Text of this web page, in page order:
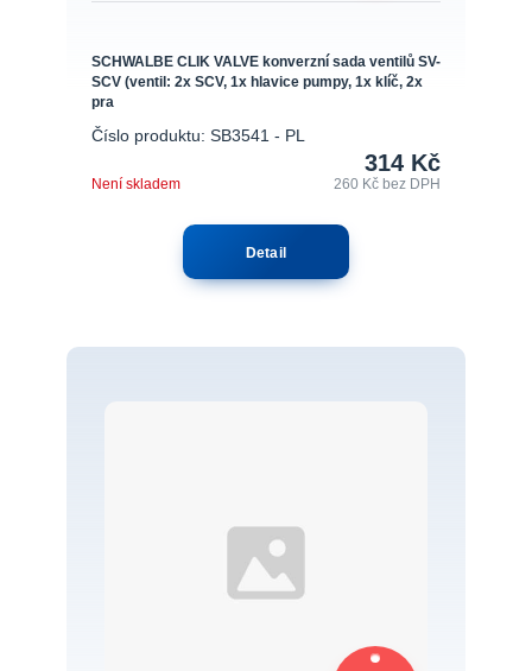
SCHWALBE CLIK VALVE konverzní sada ventilů SV-
SCV (ventil: 2x SCV, 1x hlavice pumpy, 1x klíč, 2x
pra
Číslo produktu: SB3541 - PL
314 Kč
260 Kčbez DPH
Není skladem
Detail